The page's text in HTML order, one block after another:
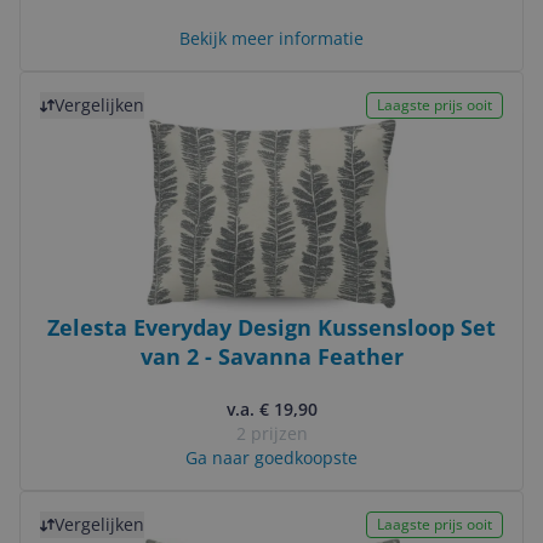
Bekijk meer informatie
Vergelijken Laagste prijs ooit
Zelesta Everyday Design Kussensloop Set
van 2 - Savanna Feather
v.a. € 19,90
2 prijzen
Ga naar goedkoopste
Vergelijken Laagste prijs ooit